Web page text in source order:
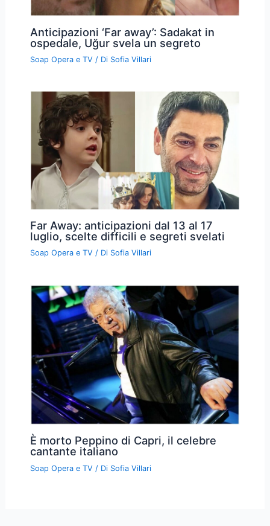
Anticipazioni ‘Far away’: Sadakat in
ospedale, Uğur svela un segreto
Soap Opera e TV / Di Sofia Villari
Far Away: anticipazioni dal 13 al 17
luglio, scelte difficili e segreti svelati
Soap Opera e TV / Di Sofia Villari
È morto Peppino di Capri, il celebre
cantante italiano
Soap Opera e TV / Di Sofia Villari